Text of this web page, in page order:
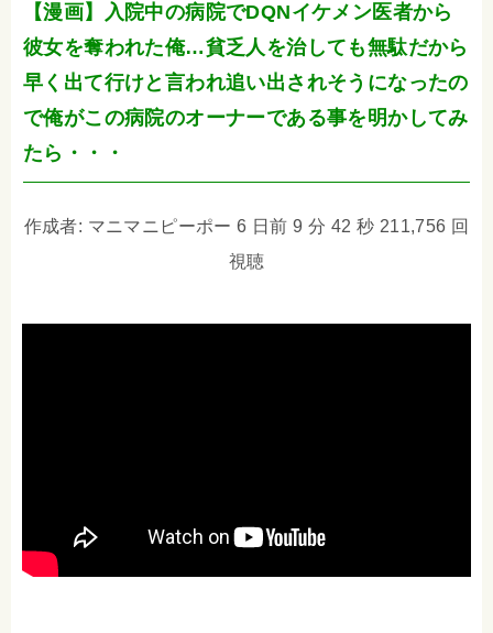
【漫画】入院中の病院でDQNイケメン医者から
彼女を奪われた俺…貧乏人を治しても無駄だから
早く出て行けと言われ追い出されそうになったの
で俺がこの病院のオーナーである事を明かしてみ
たら・・・
作成者: マニマニピーポー 6 日前 9 分 42 秒 211,756 回
視聴